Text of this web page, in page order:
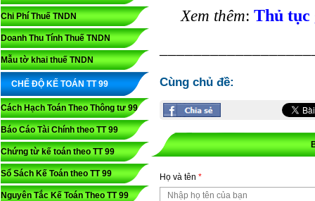
Chi Phí Thuế TNDN
Doanh Thu Tính Thuế TNDN
Mẫu tờ khai thuế TNDN
CHẾ ĐỘ KẾ TOÁN TT 99
Cách Hạch Toán Theo Thông tư 99
Báo Cáo Tài Chính theo TT 99
Chứng từ kế toán theo TT 99
Sổ Sách Kế Toán theo TT 99
Nguyên Tắc Kế Toán Theo TT 99
Xem thêm: Thủ tục
Cùng chủ đề:
Họ và tên *